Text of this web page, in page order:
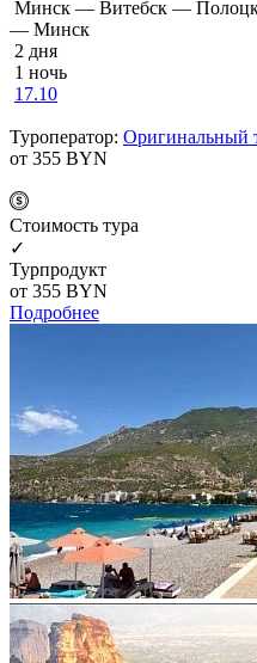
Минск — Витебск —
— Минск
2 дня
1 ночь
17.10
Туроператор: Оригинальный
от 355 BYN
Cтоимость тура
✓
Турпродукт
от 355 BYN
Подробнее